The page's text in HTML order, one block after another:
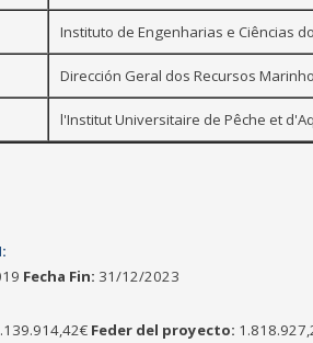
Instituto de Engenharias e Ciências do
Dirección Geral dos Recursos
l'Institut Universitaire de Pêche et
Fecha Fin: 31/12/2023
Feder del proyecto: